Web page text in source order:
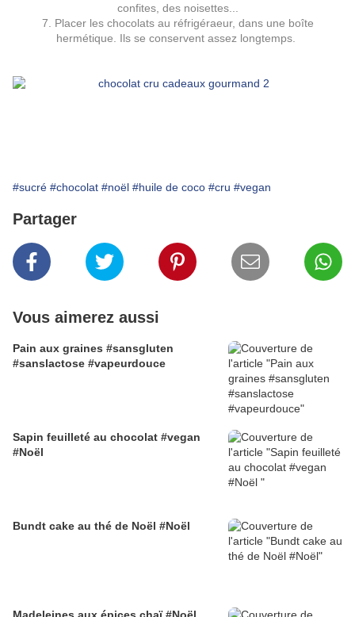
confites, des noisettes...
7. Placer les chocolats au réfrigéraeur, dans une boîte
hermétique. Ils se conservent assez longtemps.
#sucré #chocolat #noël #huile de coco #cru #vegan
Partager
Vous aimerez aussi
Pain aux graines #sansgluten
#sanslactose #vapeurdouce
Sapin feuilleté au chocolat #vegan
#Noël
Bundt cake au thé de Noël #Noël